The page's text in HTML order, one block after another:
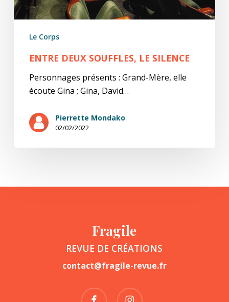
Le Corps
ENTRE DEUX SOUFFLES, LE SILENCE
Personnages présents : Grand-Mère, elle
écoute Gina ; Gina, David…
Pierrette Mondako
02/02/2022
Fragile
REVUE DE CRÉATIONS
contact@fragile-revue.fr
facebook instagram